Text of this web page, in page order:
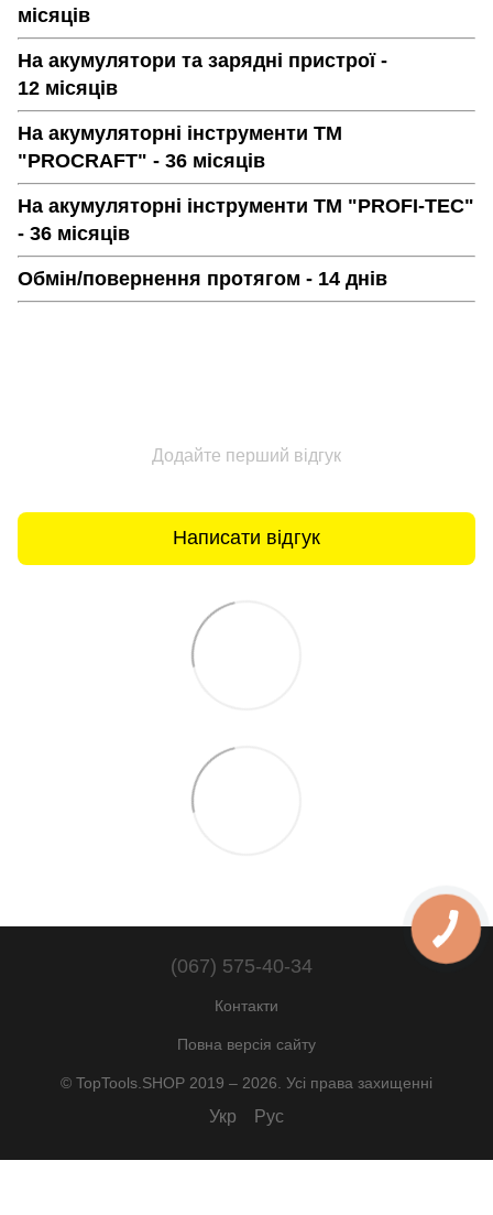
місяців
На акумулятори та зарядні пристрої -
12 місяців
На акумуляторні інструменти ТМ
"PROCRAFT" - 36 місяців
На акумуляторні інструменти ТМ "PROFI-TEC"
- 36 місяців
Обмін/повернення протягом - 14 днів
Додайте перший відгук
Написати відгук
(067) 575-40-34
Контакти
Повна версія сайту
© TopTools.SHOP 2019 – 2026. Усі права захищенні
Укр Рус